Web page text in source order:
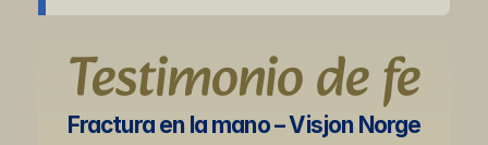
Testimonio de fe
Fractura en la mano – Visjon Norge